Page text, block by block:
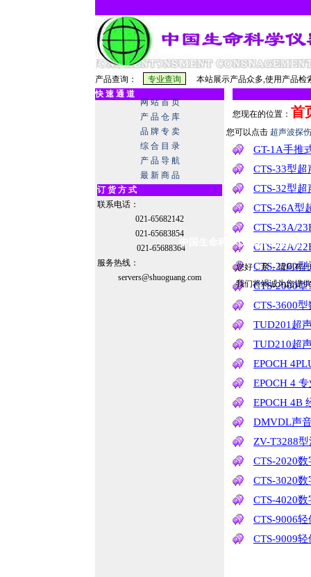
产品查询：
本站展示产品众多,使用产品检
快 速 通 道
网 站 首 页
产 品 仓 库
品 牌 专 卖
综 合 目 录
产 品 导 航
最 新 商 品
订 货 方 式
联系电话：
021-65682142
021-65683854
021-65688364
服务热线：
servers@shuoguang.com
您现在的位置： 首
您可以点击 超声波探
GT-1A手推
CTS-33型
CTS-32型
CTS-26A型
CTS-23A/
CTS-22A/
CTS-2200
CTS-2000
CTS-3600
TUD201超
TUD210超
EPOCH
EPOCH 4
EPOCH 4B
DMVDL声
ZV-T3288
CTS-2020
CTS-3020
CTS-4020
CTS-9006
CTS-9009
中国生命科学仪器网客服中心
您好，亲，请问有
我们将竭诚为您提